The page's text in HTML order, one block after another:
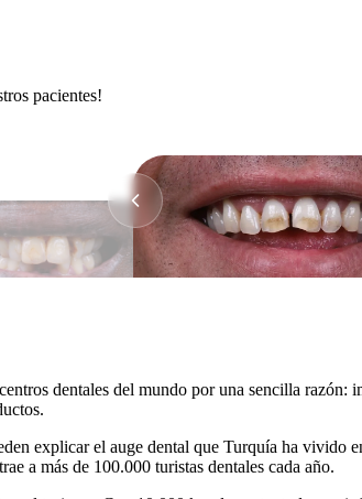
pacientes!
dentales del mundo por una sencilla
explicar el auge dental que Turquía ha
a más de 100.000 turistas dentales cada año.